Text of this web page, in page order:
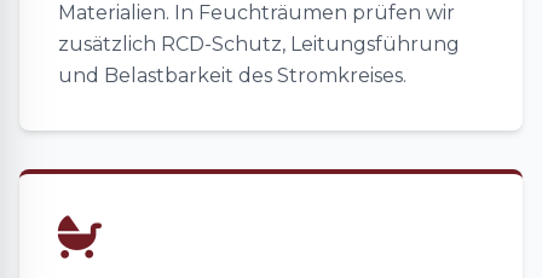
Materialien. In Feuchträumen prüfen wir
zusätzlich RCD-Schutz, Leitungsführung
und Belastbarkeit des Stromkreises.